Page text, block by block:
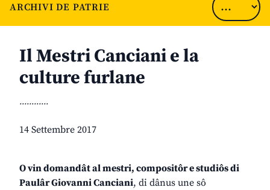
ARCHIVI DE PATRIE
Il Mestri Canciani e la
culture furlane
............
14 Settembre 2017
O vin domandât al mestri, compositôr e studiôs di
Paulâr Giovanni Canciani, di dânus une sô